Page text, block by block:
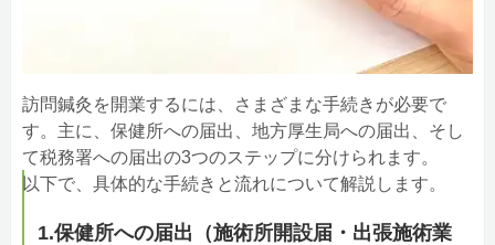
訪問鍼灸を開業するには、さまざまな手続きが必要で
す。主に、保健所への届出、地方厚生局への届出、そし
て税務署への届出の3つのステップに分けられます。
以下で、具体的な手続きと流れについて解説します。
1.保健所への届出（施術所開設届・出張施術業